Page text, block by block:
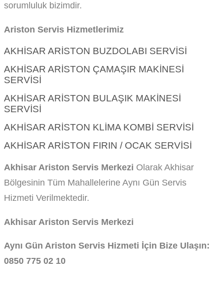
sorumluluk bizimdir.
Ariston Servis Hizmetlerimiz
AKHISAR ARISTON BUZDOLABI SERVISI
AKHISAR ARISTON ÇAMAŞIR MAKINESI
SERVISI
AKHISAR ARISTON BULAŞIK MAKINESI
SERVISI
AKHISAR ARISTON KLIMA KOMBI SERVISI
AKHISAR ARISTON FIRIN / OCAK SERVISI
Akhisar Ariston Servis Merkezi Olarak Akhisar
Bölgesinin Tüm Mahallelerine Aynı Gün Servis
Hizmeti Verilmektedir.
Akhisar Ariston Servis Merkezi
Aynı Gün Ariston Servis Hizmeti İçin Bize Ulaşın:
0850 775 02 10